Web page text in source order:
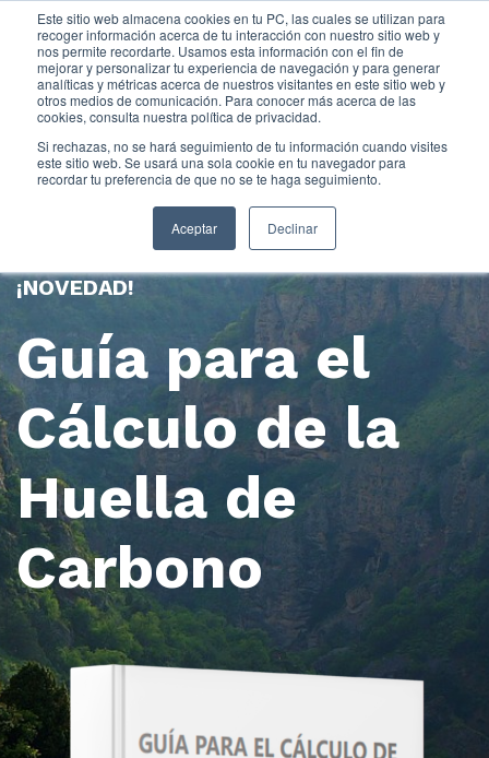
Este sitio web almacena cookies en tu PC, las cuales se utilizan para
recoger información acerca de tu interacción con nuestro sitio web y
nos permite recordarte. Usamos esta información con el fin de
mejorar y personalizar tu experiencia de navegación y para generar
analíticas y métricas acerca de nuestros visitantes en este sitio web y
otros medios de comunicación. Para conocer más acerca de las
cookies, consulta nuestra política de privacidad.
Si rechazas, no se hará seguimiento de tu información cuando visites
este sitio web. Se usará una sola cookie en tu navegador para
recordar tu preferencia de que no se te haga seguimiento.
Aceptar Declinar
¡NOVEDAD!
Guía para el
Cálculo de la
Huella de
Carbono